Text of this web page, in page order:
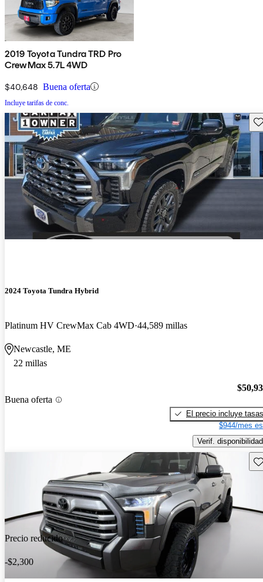
2019 Toyota Tundra TRD Pro
CrewMax 5.7L 4WD
$40,648 Buena oferta
Incluye tarifas de conc.
2024 Toyota Tundra Hybrid
Platinum HV CrewMax Cab 4WD 44,589 millas
Newcastle, ME
22 millas
Buena oferta
El precio incluye tasas
$944/mes
Verif. disponibilidad
Precio reducido
-$2,300